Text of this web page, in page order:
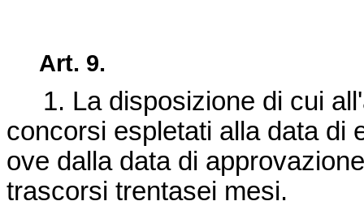
Art. 9.
1. La disposizione di cui
concorsi espletati alla data di
ove dalla data di
trascorsi trentasei mesi.